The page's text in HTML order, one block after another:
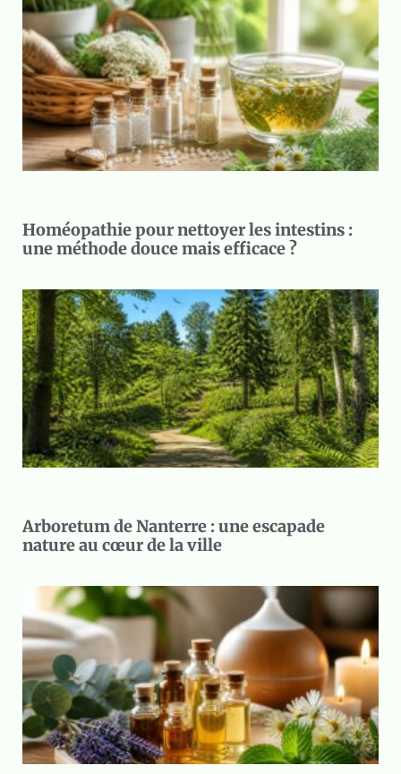
Homéopathie pour nettoyer les intestins :
une méthode douce mais efficace ?
Arboretum de Nanterre : une escapade
nature au cœur de la ville